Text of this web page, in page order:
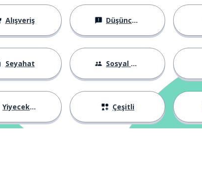
Alışveriş Düşünceler
Seyahat Sosyal Hayat
Yiyecekler Çeşitli